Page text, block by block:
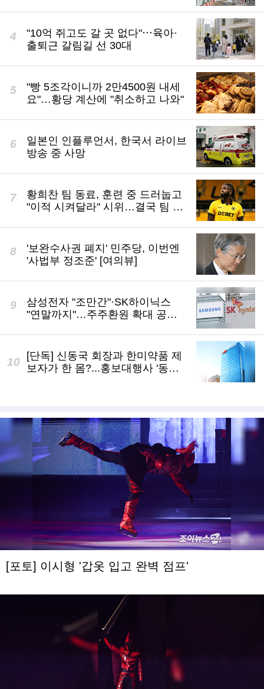
"10억 쥐고도 갈 곳 없다"⋯육아·
출퇴근 갈림길 선 30대
"빵 5조각이니까 2만4500원 내세
요"…황당 계산에 "취소하고 나와"
일본인 인플루언서, 한국서 라이브
방송 중 사망
황희찬 팀 동료, 훈련 중 드러눕고
"이적 시켜달라" 시위…결국 팀 훈
'보완수사권 폐지' 민주당, 이번엔
'사법부 정조준' [여의뷰]
삼성전자 "조만간"·SK하이닉스
"연말까지"…주주환원 확대 공식
[단독] 신동국 회장과 한미약품 제
보자가 한 몸?...홍보대행사 '동일
[포토] 이시형 '갑옷 입고 완벽 점프'